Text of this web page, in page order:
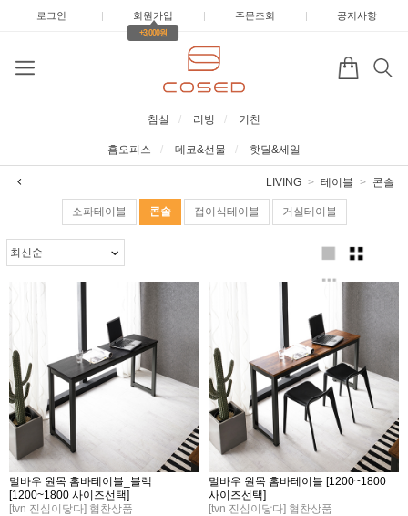
로그인 | 회원가입 |
+3,000원
주문조회 | 공지사항
침실 리빙 키친
홈오피스 데코&선물 핫딜&세일
LIVING 테이블 콘솔
소파테이블 콘솔 접이식테이블 거실테이블
멀바우 원목 홈바테이블_블랙
[1200~1800 사이즈선택]
[tvn 진심이닿다] 협찬상품
멀바우 원목 홈바테이블 [1200~1800
사이즈선택]
[tvn 진심이닿다] 협찬상품